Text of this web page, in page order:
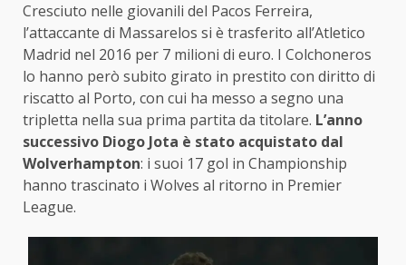
Cresciuto nelle giovanili del Pacos Ferreira,
l’attaccante di Massarelos si è trasferito all’Atletico
Madrid nel 2016 per 7 milioni di euro. I Colchoneros
lo hanno però subito girato in prestito con diritto di
riscatto al Porto, con cui ha messo a segno una
tripletta nella sua prima partita da titolare. L’anno
successivo Diogo Jota è stato acquistato dal
Wolverhampton: i suoi 17 gol in Championship
hanno trascinato i Wolves al ritorno in Premier
League.